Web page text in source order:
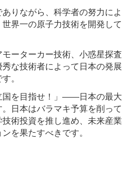
りながら、科学者の努力によ
界一の原子力技術を開発して
ーターカー技術、小惑星探査
な技術者によって日本の発展
。
国を目指せ！」――日本の最大
日本はバラマキ予算を削って
術投資を推し進め、未来産業
を果たすべきです。